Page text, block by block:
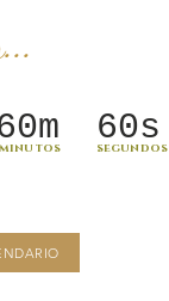
60s
minutos segundos